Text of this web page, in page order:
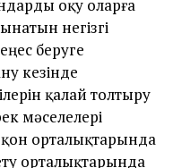
оқу оларға
негізгі
беруге
кезінде
қалай толтыру
мәселелері
орталықтарында
орталықтарында